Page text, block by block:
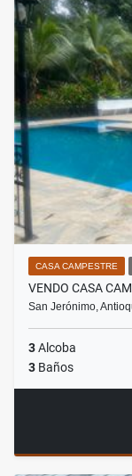
CASA CAMPESTRE
VENDO CASA
San Jerónimo,
3Alcoba
3 Baños